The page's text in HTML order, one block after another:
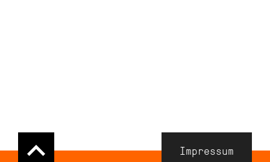
Navigation
Impressum